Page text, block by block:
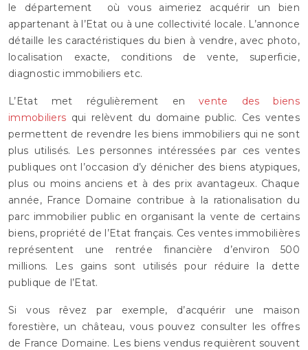
le département où vous aimeriez acquérir un bien
appartenant à l’Etat ou à une collectivité locale. L’annonce
détaille les caractéristiques du bien à vendre, avec photo,
localisation exacte, conditions de vente, superficie,
diagnostic immobiliers etc.
L’Etat met régulièrement envente des biens
immobiliers qui relèvent du domaine public. Ces ventes
permettent de revendre les biens immobiliers qui ne sont
plus utilisés. Les personnes intéressées par ces ventes
publiques ont l’occasion d’y dénicher des biens atypiques,
plus ou moins anciens et à des prix avantageux. Chaque
année, France Domaine contribue à la rationalisation du
parc immobilier public en organisant la vente de certains
biens, propriété de l’Etat français. Ces ventes immobilières
représentent une rentrée financière d’environ 500
millions. Les gains sont utilisés pour réduire la dette
publique de l’Etat.
Si vous rêvez par exemple, d’acquérir une maison
forestière, un château, vous pouvez consulter les offres
de France Domaine. Les biens vendus requièrent souvent